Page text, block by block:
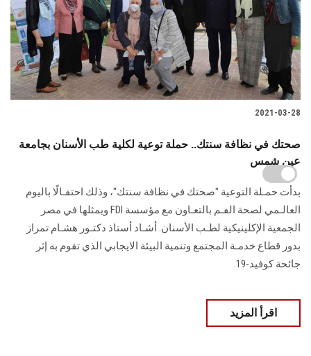
2021-03-28
صحتك في نظافة سنتك.. حملة توعية لكلية طب الأسنان بجامعة
عين شمس
بدأت حمـلة التوعية "صحتك في نظافة سنتك"، وذلك احتفـالًا باليوم
العالـمي لصحة الفـم بالتعـاون مع مؤسسة FDI ويمثلها في مصر
الجمعية الإكلينيكية لطـب الأسنان. أشـاد أستاذ دكتـور هشـام تمراز
بدور قطاع خدمـة المجتمع وتنمية البيئة الايجابي الذي تقوم به إثر
جائحة كوفيد-19.
اقرأ المزيد